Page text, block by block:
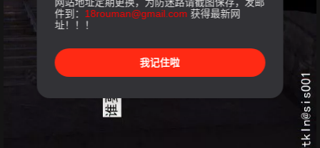
件到： 18rouman@gmail.com 获得最新网
址！！！
我记住啦